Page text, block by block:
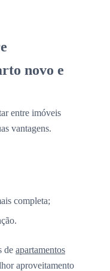
novo e
entre imóveis
vantagens.
completa;
de apartamentos
aproveitamento